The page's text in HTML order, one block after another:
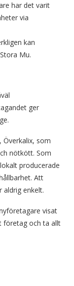
har det varit
via
kan
Mu.
ger
som
nötkött. Som
producerade
Att
aldrig enkelt.
visat
företag och ta allt